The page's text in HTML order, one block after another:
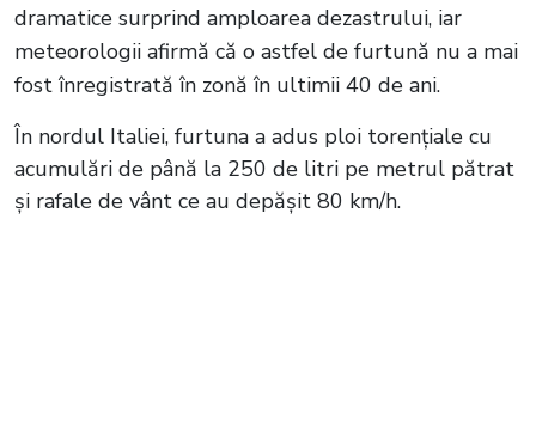
dramatice surprind amploarea dezastrului, iar
meteorologii afirmă că o astfel de furtună nu a mai
fost înregistrată în zonă în ultimii 40 de ani.
În nordul Italiei, furtuna a adus ploi torențiale cu
acumulări de până la 250 de litri pe metrul pătrat
și rafale de vânt ce au depășit 80 km/h.